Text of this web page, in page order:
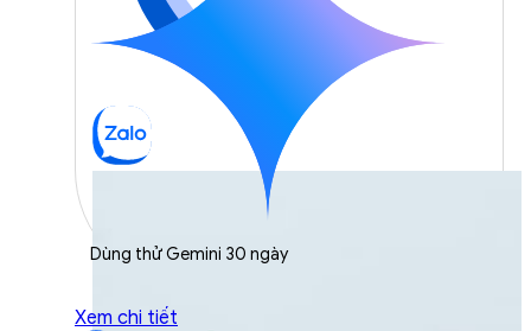
Dùng thử Gemini 30 ngày
Xem chi tiết